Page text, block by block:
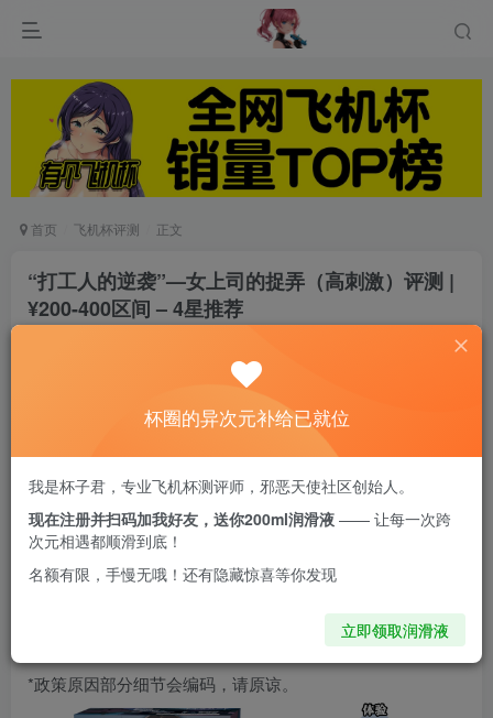
首页 飞机杯评测 正文
“打工人的逆袭”—女上司的捉弄（高刺激）评测 |
¥200-400区间 – 4星推荐
*文章的内容应尽可能客观。由于个人体质不同，
操作体验会因人而异，效果无法保证。
*手工测量会有误差，图文数据仅供参考，不作标
*政策原因部分细节会编码，请原谅。
杯圈的异次元补给已就位
我是杯子君，专业飞机杯测评师，邪恶天使社区创始人。
现在注册并扫码加我好友，送你200ml润滑液 —— 让每一次跨
次元相遇都顺滑到底！
名额有限，手慢无哦！还有隐藏惊喜等你发现
立即领取润滑液